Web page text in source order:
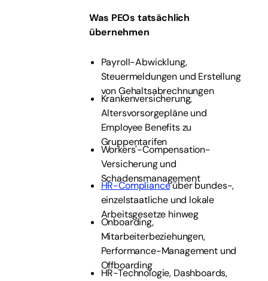
Was PEOs tatsächlich
übernehmen
Payroll-Abwicklung,
Steuermeldungen und Erstellung
von Gehaltsabrechnungen
Krankenversicherung,
Altersvorsorgepläne und
Employee Benefits zu
Gruppentarifen
Workers'-Compensation-
Versicherung und
Schadensmanagement
HR-Complianceüber bundes-,
einzelstaatliche und lokale
Arbeitsgesetze hinweg
Onboarding,
Mitarbeiterbeziehungen,
Performance-Management und
Offboarding
HR-Technologie, Dashboards,